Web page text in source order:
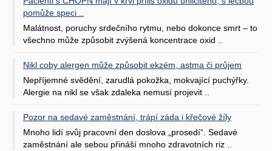
pomůže speci ..
Malátnost, poruchy srdečního rytmu, nebo dokonce smrt – to
všechno může způsobit zvýšená koncentrace oxid ..
Nikl coby alergen může způsobit ekzém, astma či průjem
Nepříjemné svědění, zarudlá pokožka, mokvající puchýřky.
Alergie na nikl se však zdaleka nemusí projevit ..
Pozor na sedavé zaměstnání, trápí záda i křečové žíly
Mnoho lidí svůj pracovní den doslova „prosedí“. Sedavé
zaměstnání ale sebou přináší mnoho zdravotních riz ..